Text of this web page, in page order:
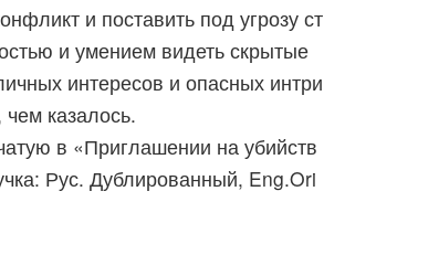
и поставить под угрозу ст
и умением видеть скрытые
интересов и опасных интри
казалось.
в «Приглашении на убийств
Рус. Дублированный, Eng.Ori